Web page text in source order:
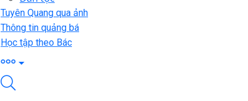
Tuyên Quang qua ảnh
Thông tin quảng bá
Học tập theo Bác